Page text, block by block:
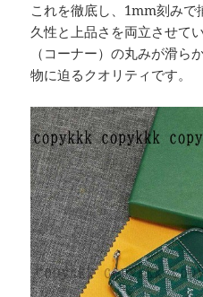
これを徹底し、1mm刻み
久性と上品さを両立させて
（コーナー）の丸みが滑ら
物に迫るクオリティです。